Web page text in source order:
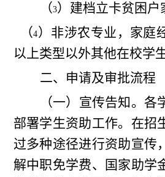
（3）建档立卡贫困户
（4 ）非涉农专业，家庭
以上类型以外其他在校学
二、申请及审批流程
（一）宣传告知。
部署学生资助工作。在招
过多种途径进行资助宣传
解中职免学费、国家助学